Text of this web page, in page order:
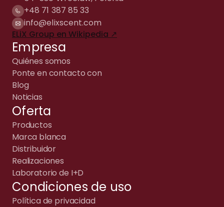
+48 71 387 85 33
info@elixscent.com
ELiX Group en Wikipedia ↗
Empresa
Quiénes somos
Ponte en contacto con
Blog
Noticias
Oferta
Productos
Marca blanca
Distribuidor
Realizaciones
Laboratorio de I+D
Condiciones de uso
Política de privacidad